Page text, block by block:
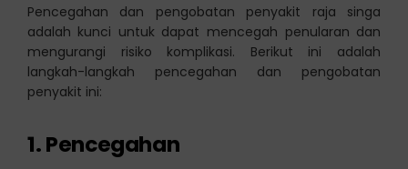
Pencegahan dan pengobatan penyakit raja singa
adalah kunci untuk dapat mencegah penularan dan
mengurangi risiko komplikasi. Berikut ini adalah
langkah-langkah pencegahan dan pengobatan
penyakit ini:
1. Pencegahan